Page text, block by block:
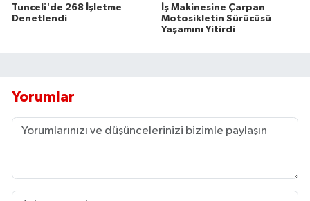
Tunceli'de 268 İşletme
Denetlendi
İş Makinesine Çarpan
Motosikletin Sürücüsü
Yaşamını Yitirdi
Yorumlar